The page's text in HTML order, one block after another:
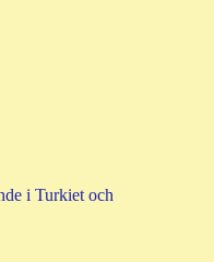
i Turkiet och